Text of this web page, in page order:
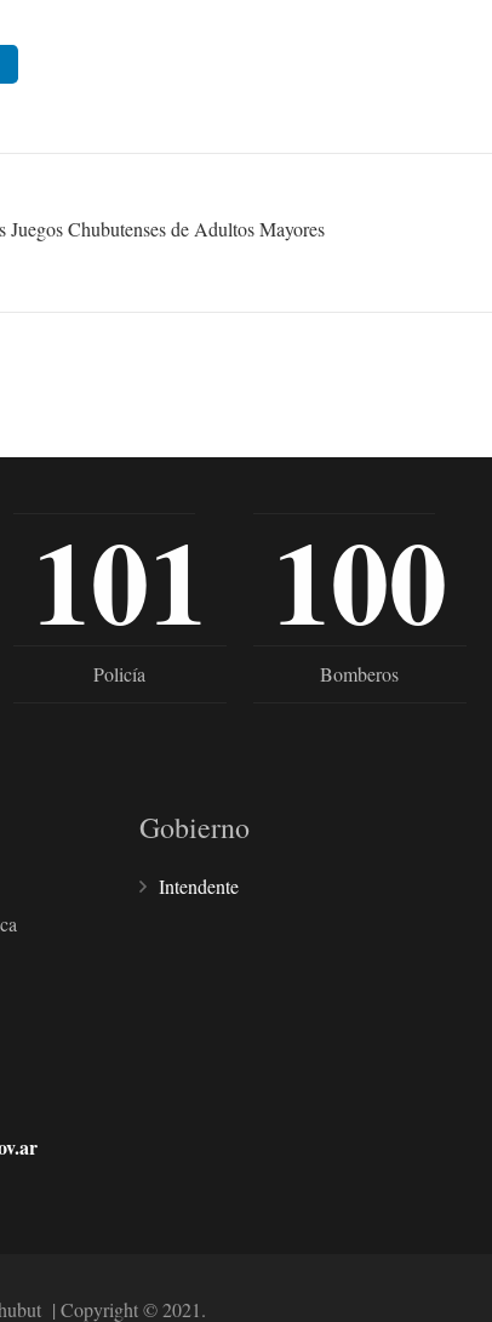
Chubutenses de Adultos Mayores
101
Policía
100
Bomberos
Gobierno
Intendente
| Copyright © 2021.